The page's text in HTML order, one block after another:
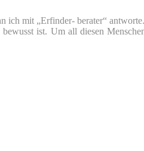
mit „Erfinder- berater“
ist. Um all diesen